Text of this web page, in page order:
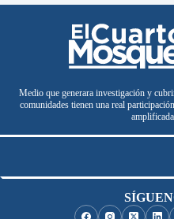
Medio que generara investigación y
comunidades tienen una real